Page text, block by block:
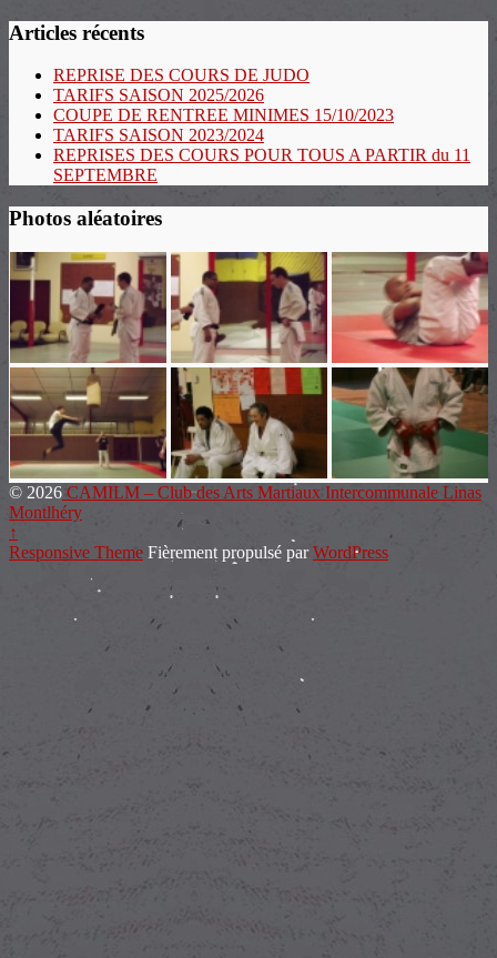
Articles récents
REPRISE DES COURS DE JUDO
TARIFS SAISON 2025/2026
COUPE DE RENTREE MINIMES 15/10/2023
TARIFS SAISON 2023/2024
REPRISES DES COURS POUR TOUS A PARTIR du 11
SEPTEMBRE
Photos aléatoires
© 2026 CAMILM – Club des Arts Martiaux Intercommunale Linas
Montlhéry
↑
Responsive Theme Fièrement propulsé parWordPress